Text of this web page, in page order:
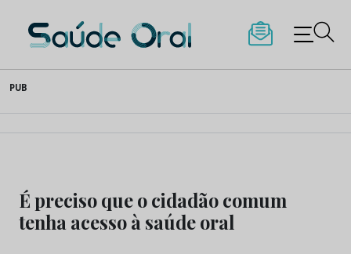
to
content
Saúde Oral
PUB
É preciso que o cidadão comum
tenha acesso à saúde oral